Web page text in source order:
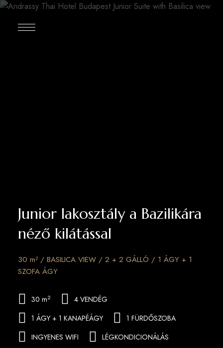
Junior lakosztály a Bazilikára
néző kilátással
30 m² / BASILICA VIEW / 2 + 2 GÁLLÓ / 1 ÁGY + 1
SZOFA ÁGY
30 m2
4 VENDÉG
1 ÁGY + 1 KANAPÉÁGY
1 FÜRDŐSZOBA
INGYENES WIFI
LÉGKONDICIONÁLÁS